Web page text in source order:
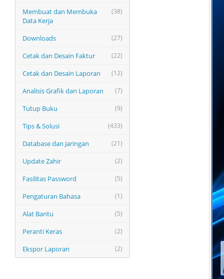
(38)
Membuat dan Membuka
Data Kerja
(27)
Downloads
(22)
Cetak dan Desain Faktur
(12)
Cetak dan Desain Laporan
(7)
Analisis Grafik dan Laporan
(9)
Tutup Buku
(433)
Tips & Solusi
(21)
Database dan Jaringan
(2)
Update Zahir
(5)
Fasilitas Password
(1)
Pengaturan Bahasa
(5)
Alat Bantu
(2)
Peranti Keras
(2)
Ekspor Laporan